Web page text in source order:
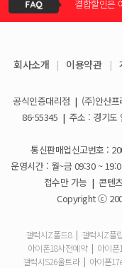
아이폰17e
갤럭시S26
결합할인은
휴대폰 일
요금제 변경
더블할인카
휴대폰 구매
ESIM 발급
회사소개 | 이용약관 |
공식인증대리점 | (주)안산
86-55345 | 주소 : 경기도
통신판매업신고번호 :
운영시간 : 월~금 09:30 ~
접수만 가능 | 콘텐
Copyright ⓒ
갤럭시Z폴드8 | 갤럭시Z플
아이폰18사전예약 | 아이
갤럭시S26울트라 | 아이폰